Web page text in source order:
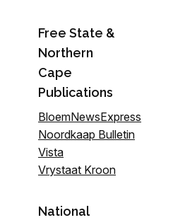
Free State &
Northern
Cape
Publications
BloemNewsExpress
Noordkaap Bulletin
Vista
Vrystaat Kroon
National